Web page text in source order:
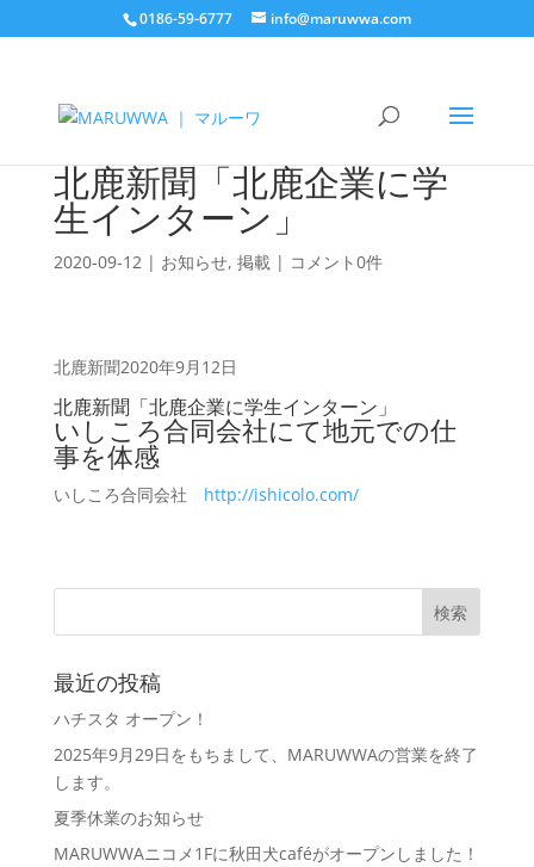
0186-59-6777 info@maruwwa.com
北鹿新聞「北鹿企業に学
生インターン」
2020-09-12| お知らせ, 掲載| コメント0件
北鹿新聞2020年9月12日
北鹿新聞「北鹿企業に学生インターン」
いしころ合同会社にて地元での仕
事を体感
いしころ合同会社 http://ishicolo.com/
最近の投稿
ハチスタ オープン！
2025年9月29日をもちまして、MARUWWAの営業を終了
します。
夏季休業のお知らせ
MARUWWAニコメ1Fに秋田犬caféがオープンしました！